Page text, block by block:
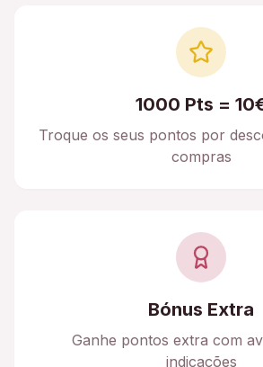
1000 Pts =
Troque os seus pontos por
compras
Bónus Extra
Ganhe pontos extra com
indicações